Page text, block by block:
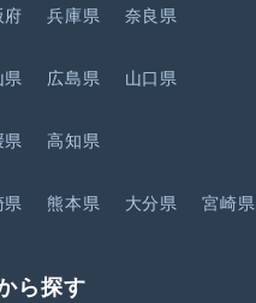
府 兵庫県 奈良県
広島県 山口県
高知県
熊本県 大分県 宮崎県
ら探す